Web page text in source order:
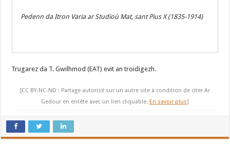
Pedenn da Itron Varia ar Studïoù Mat,sant Pius X (1835-1914)
la lumière éternelle du monde, Mère de
la divine science, qui as obtenu si souvent
Trugarez da T. Gwilhmod (EAT) evit an troidigezh.
[CC BY-NC-ND : Partage autorisé sur un autre site à condition de citer Ar
Gedour en entête avec un lien cliquable. En savoir plus]